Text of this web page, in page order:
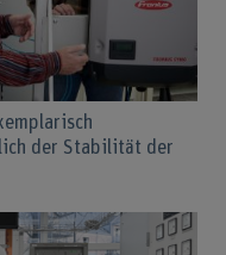
der Stabilität der